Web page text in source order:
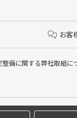
お客
整備に関する弊社取組に